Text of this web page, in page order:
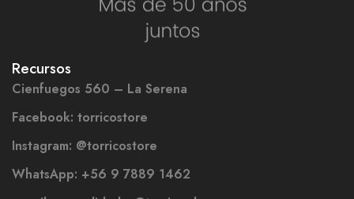
Recursos
Cienfuegos 560 – La Serena
Facebook: torricostore
Instagram: @torricostore
WhatsApp: +56 9 7889 1462